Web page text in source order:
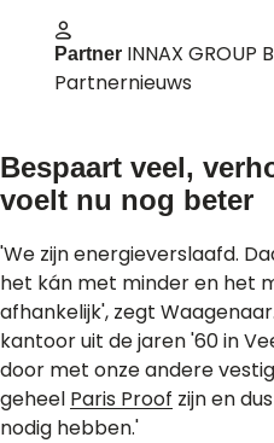
Partner INNAX GROUP
Partnernieuws
Bespaart veel,
voelt nu nog beter
'We zijn energieverslaafd.
het kán met minder en het
afhankelijk', zegt
kantoor uit de jaren '60 in
door met onze andere
geheel Paris Proof zijn en
nodig hebben.'